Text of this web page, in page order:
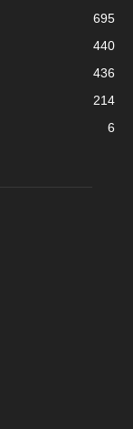
695
440
436
214
6